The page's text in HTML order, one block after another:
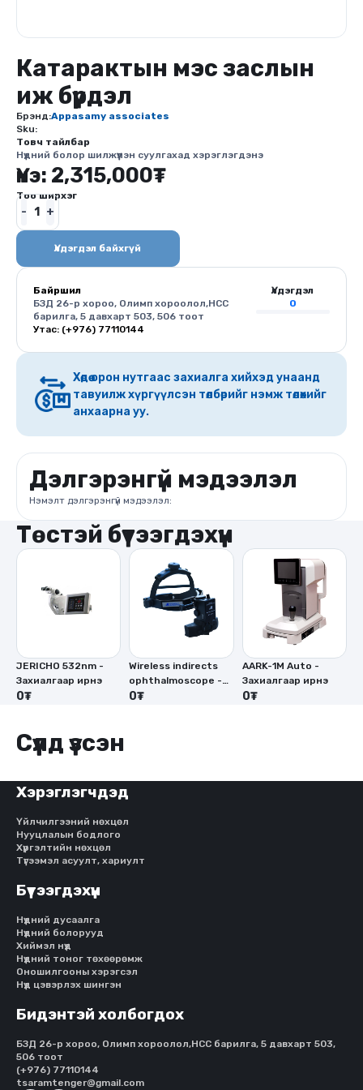
Катарактын мэс заслын
иж бүрдэл
Брэнд:Appasamy associates
Sku:
Товч тайлбар
Нүдний болор шилжүүлэн суулгахад хэрэглэгдэнэ
Үнэ: 2,315,000₮
Тоо ширхэг
Үлдэгдэл байхгүй
Байршил
БЗД 26-р хороо, Олимп хороолол,HCC
барилга, 5 давхарт 503, 506 тоот
Утас: (+976) 77110144
Үлдэгдэл
0
Хөдөө орон нутгаас захиалга хийхэд унаанд
тавуилж хүргүүлсэн төлбөрийг нэмж төлөхийг
анхаарна уу.
Дэлгэрэнгүй мэдээлэл
Нэмэлт дэлгэрэнгүй мэдээлэл:
Төстэй бүтээгдэхүүн
JERICHO 532nm -
Захиалгаар ирнэ
0₮
Wireless indirects
ophthalmoscope -
Захиалгаар ирнэ
0₮
AARK-1M Auto -
Захиалгаар ирнэ
0₮
Сүүлд үзсэн
Хэрэглэгчдэд
Үйлчилгээний нөхцөл
Нууцлалын бодлого
Хүргэлтийн нөхцөл
Түгээмэл асуулт, хариулт
Бүтээгдэхүүн
Нүдний дусаалга
Нүдний болорууд
Хиймэл нүд
Нүдний тоног төхөөрөмж
Оношилгооны хэрэгсэл
Нүд цэвэрлэх шингэн
Бидэнтэй холбогдох
БЗД 26-р хороо, Олимп хороолол,HCC барилга, 5 давхарт 503,
506 тоот
(+976) 77110144
tsaramtenger@gmail.com